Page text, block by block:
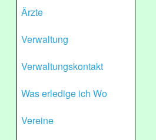
Ärzte
Verwaltung
Verwaltungskontakt
Was erledige ich Wo
Vereine